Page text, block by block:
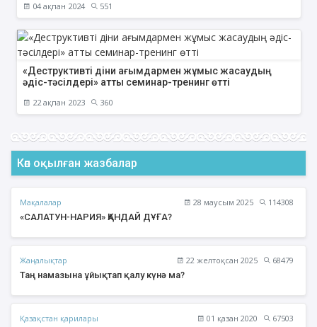
04 ақпан 2024 551
«Деструктивті діни ағымдармен жұмыс жасаудың
әдіс-тәсілдері» атты семинар-тренинг өтті
22 ақпан 2023 360
Көп оқылған жазбалар
Мақалалар 28 маусым 2025
114308
«САЛАТУН-НАРИЯ» ҚАНДАЙ ДҰҒА?
Жаңалықтар 22 желтоқсан 2025
68479
Таң намазына ұйықтап қалу күнә ма?
Қазақстан қарилары 01 қазан 2020
67503